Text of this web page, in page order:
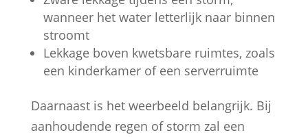
wanneer het water letterlijk naar binnen
stroomt
Lekkage boven kwetsbare ruimtes, zoals
een kinderkamer of een serverruimte
Daarnaast is het weerbeeld belangrijk. Bij
aanhoudende regen of storm zal een